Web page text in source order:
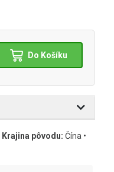
Do Košíku
Krajina pôvodu: Čína •